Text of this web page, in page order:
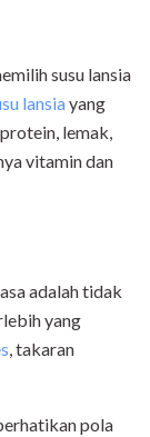
susu lansia
lansiayang
lemak,
vitamin dan
adalah tidak
yang
, takaran
pola